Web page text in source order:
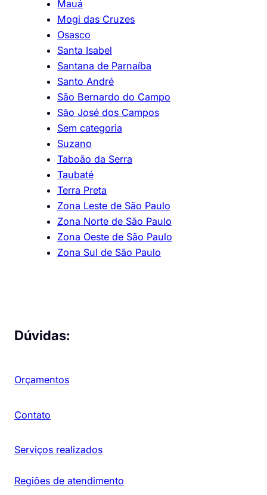
Mauá
Mogi das Cruzes
Osasco
Santa Isabel
Santana de Parnaíba
Santo André
São Bernardo do Campo
São José dos Campos
Sem categoria
Suzano
Taboão da Serra
Taubaté
Terra Preta
Zona Leste de São Paulo
Zona Norte de São Paulo
Zona Oeste de São Paulo
Zona Sul de São Paulo
Dúvidas:
Orçamentos
Contato
Serviços realizados
Regiões de atendimento